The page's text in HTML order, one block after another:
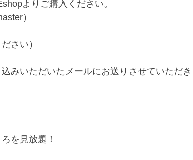
よりご購入ください。﻿
）﻿
さい）﻿
みいただいたメールにお送りさせていただ
を見放題！﻿